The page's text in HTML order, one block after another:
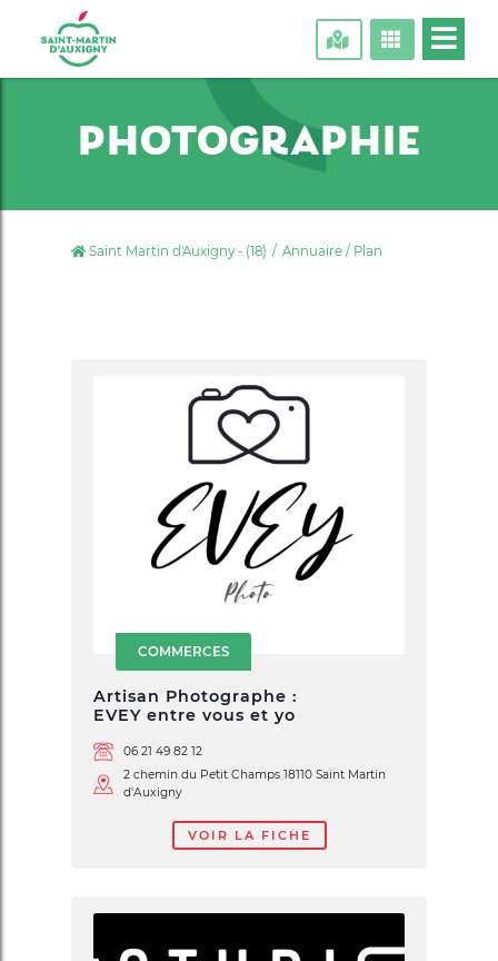
PHOTOGRAPHIE
Saint Martin d'Auxigny - (18) Annuaire / Plan
COMMERCES
Artisan Photographe :
EVEY entre vous et yo
06 21 49 82 12
2 chemin du Petit Champs 18110 Saint Martin
d'Auxigny
VOIR LA FICHE